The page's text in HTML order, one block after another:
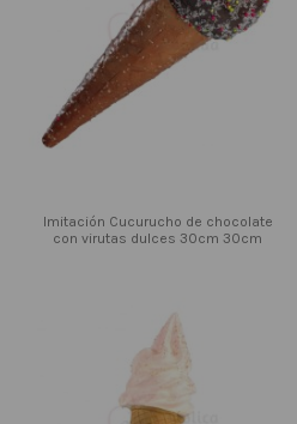
Imitación Cucurucho de chocolate
con virutas dulces 30cm 30cm